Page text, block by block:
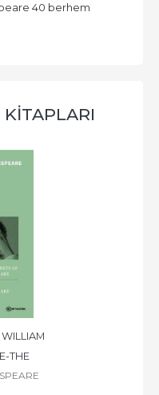
40 berhem
THE
OF